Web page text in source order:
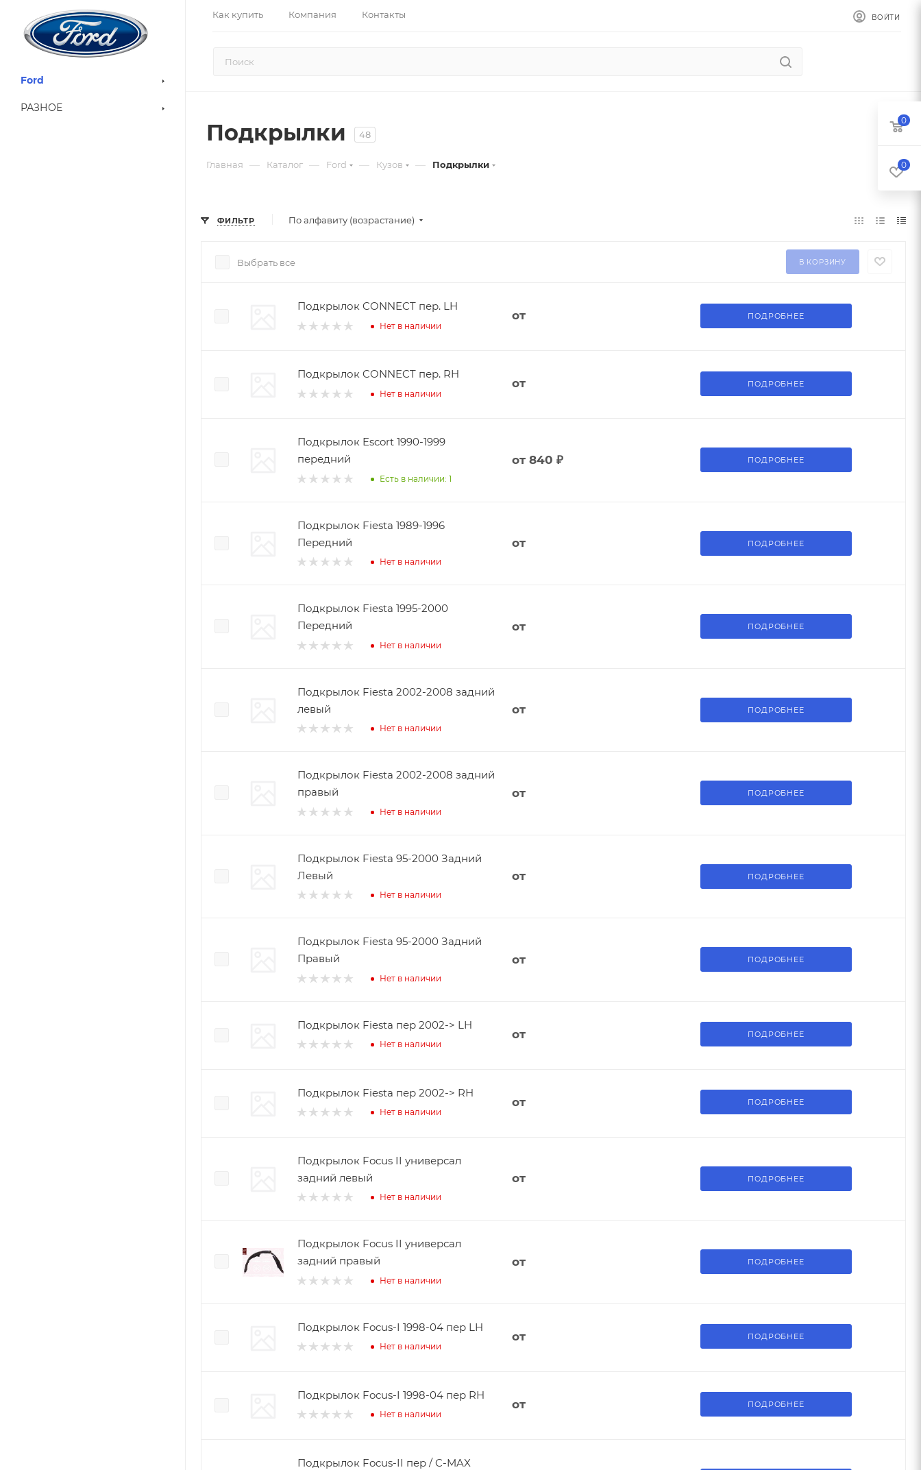
Как купить Компания Контакты ВОЙТИ
Ford
РАЗНОЕ
Подкрылки 48
Главная — Каталог — Ford — Кузов — Подкрылки
ФИЛЬТР По алфавиту (возрастание)
Выбрать все В КОРЗИНУ
Подкрылок CONNECT пер. LH
Нет в наличии
от ПОДРОБНЕЕ
Подкрылок CONNECT пер. RH
Нет в наличии
от ПОДРОБНЕЕ
Подкрылок Escort 1990-1999
передний
Есть в наличии: 1
от 840 ₽ ПОДРОБНЕЕ
Подкрылок Fiesta 1989-1996
Передний
Нет в наличии
от ПОДРОБНЕЕ
Подкрылок Fiesta 1995-2000
Передний
Нет в наличии
от ПОДРОБНЕЕ
Подкрылок Fiesta 2002-2008 задний
левый
Нет в наличии
от ПОДРОБНЕЕ
Подкрылок Fiesta 2002-2008 задний
правый
Нет в наличии
от ПОДРОБНЕЕ
Подкрылок Fiesta 95-2000 Задний
Левый
Нет в наличии
от ПОДРОБНЕЕ
Подкрылок Fiesta 95-2000 Задний
Правый
Нет в наличии
от ПОДРОБНЕЕ
Подкрылок Fiesta пер 2002-> LH
Нет в наличии
от ПОДРОБНЕЕ
Подкрылок Fiesta пер 2002-> RH
Нет в наличии
от ПОДРОБНЕЕ
Подкрылок Focus II универсал
задний левый
Нет в наличии
от ПОДРОБНЕЕ
Подкрылок Focus II универсал
задний правый
Нет в наличии
от ПОДРОБНЕЕ
Подкрылок Focus-I 1998-04 пер LH
Нет в наличии
от ПОДРОБНЕЕ
Подкрылок Focus-I 1998-04 пер RH
Нет в наличии
от ПОДРОБНЕЕ
Подкрылок Focus-II пер / C-MAX
0
0